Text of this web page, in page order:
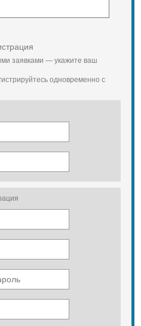
заявками — укажите ваш
одновременно с